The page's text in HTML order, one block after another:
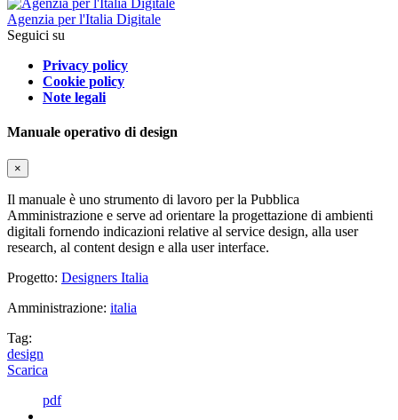
Agenzia per l'Italia Digitale
Seguici su
Privacy policy
Cookie policy
Note legali
Manuale operativo di design
×
Il manuale è uno strumento di lavoro per la Pubblica
Amministrazione e serve ad orientare la progettazione di ambienti
digitali fornendo indicazioni relative al service design, alla user
research, al content design e alla user interface.
Progetto: Designers Italia
Amministrazione: italia
Tag:
design
Scarica
pdf